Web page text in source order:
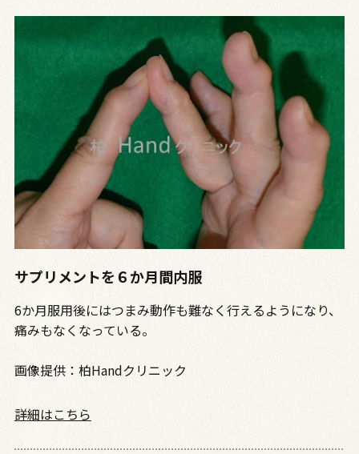
サプリメントを６か月間内服
6か月服用後にはつまみ動作も難なく行えるようになり、
痛みもなくなっている。
画像提供：柏Handクリニック
詳細はこちら